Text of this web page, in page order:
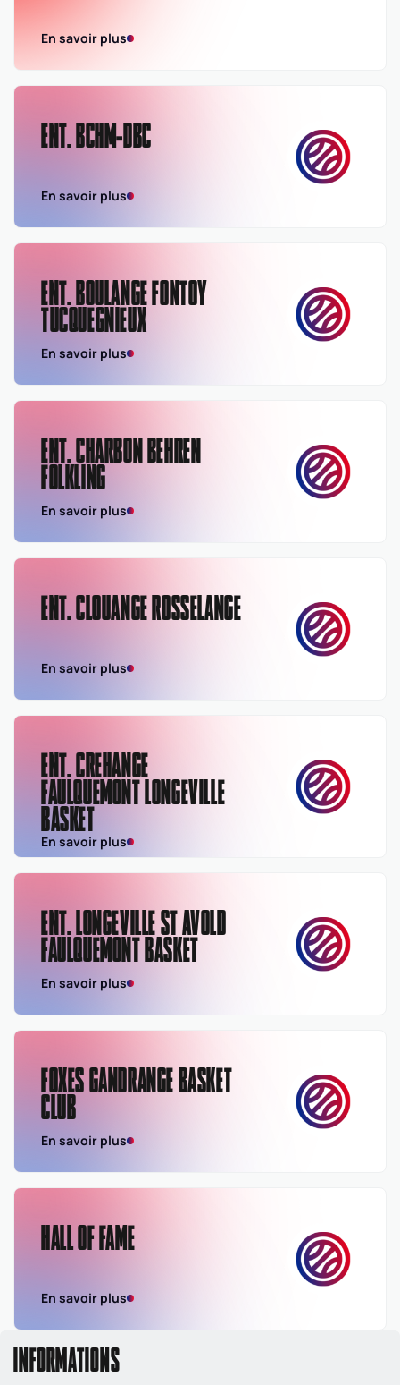
En savoir plus
ENT. BCHM-DBC
En savoir plus
ENT. BOULANGE FONTOY
TUCQUEGNIEUX
En savoir plus
ENT. CHARBON BEHREN
FOLKLING
En savoir plus
ENT. CLOUANGE ROSSELANGE
En savoir plus
ENT. CREHANGE
FAULQUEMONT LONGEVILLE
BASKET
En savoir plus
ENT. LONGEVILLE ST AVOLD
FAULQUEMONT BASKET
En savoir plus
FOXES GANDRANGE BASKET
CLUB
En savoir plus
HALL OF FAME
En savoir plus
INFORMATIONS